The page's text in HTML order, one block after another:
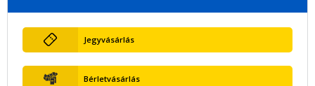
Jegyvásárlás
Bérletvásárlás